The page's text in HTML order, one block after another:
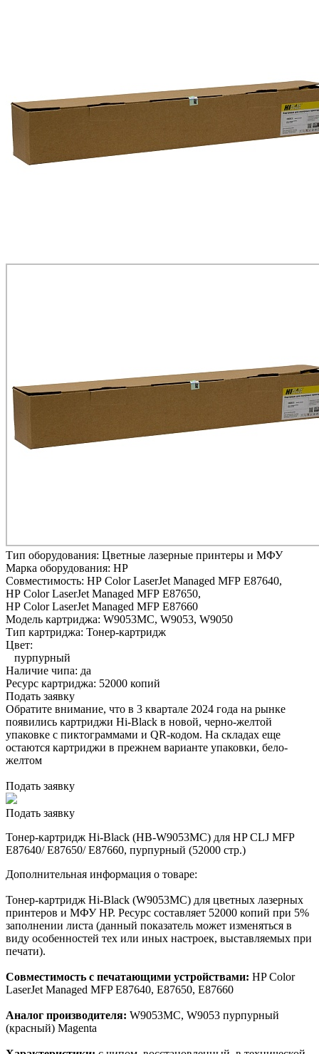
Тип оборудования: Цветные лазерные принтеры и МФУ
Марка оборудования: HP
Совместимость: HP Color LaserJet Managed MFP E87640,
HP Color LaserJet Managed MFP E87650,
HP Color LaserJet Managed MFP E87660
Модель картриджа: W9053MC, W9053, W9050
Тип картриджа: Тонер-картридж
Цвет:
пурпурный
Наличие чипа: да
Ресурс картриджа: 52000 копий
Подать заявку
Обратите внимание, что в 3 квартале 2024 года на рынке
появились картриджи Hi-Black в новой, черно-желтой
упаковке с пиктограммами и QR-кодом. На складах еще
остаются картриджи в прежнем варианте упаковки, бело-
желтом
Подать заявку
Подать заявку
Тонер-картридж Hi-Black (HB-W9053MC) для HP CLJ MFP
E87640/ E87650/ E87660, пурпурный (52000 стр.)
Дополнительная информация о товаре:
Тонер-картридж Hi-Black (W9053MC) для цветных лазерных
принтеров и МФУ HP. Ресурс составляет 52000 копий при 5%
заполнении листа (данный показатель может изменяться в
виду особенностей тех или иных настроек, выставляемых при
печати).
Совместимость с печатающими устройствами: HP Color
LaserJet Managed MFP E87640, E87650, E87660
Аналог производителя: W9053MC, W9053 пурпурный
(красный) Magenta